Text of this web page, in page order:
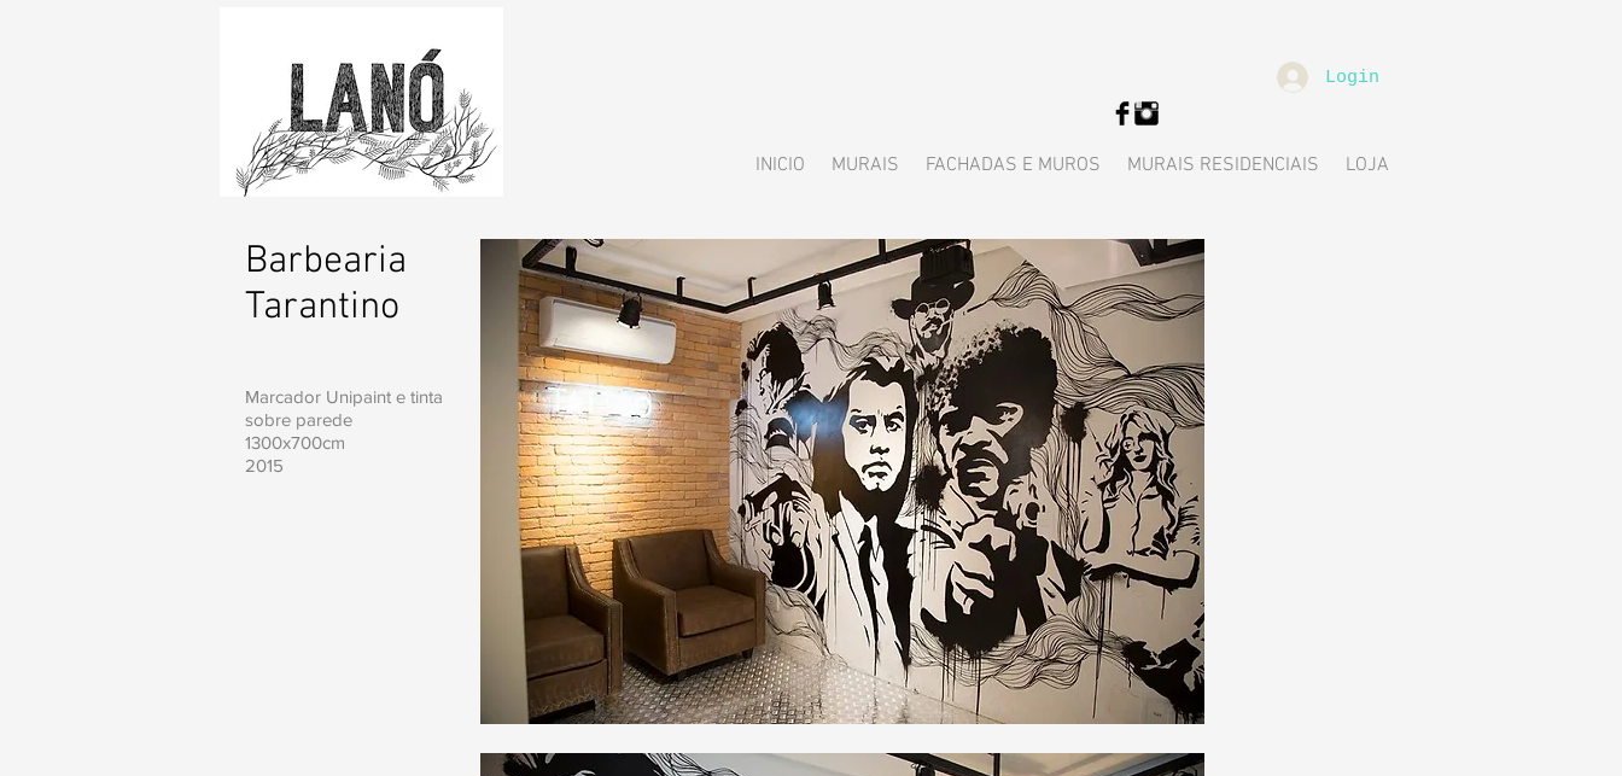
Login
INICIO MURAIS FACHADAS E MUROS MURAIS RESIDENCIAIS LOJA
Barbearia
Tarantino
Marcador Unipaint e tinta
sobre parede
1300x700cm
2015